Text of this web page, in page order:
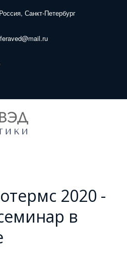
Россия, Санкт-Петербург
2020 -
в